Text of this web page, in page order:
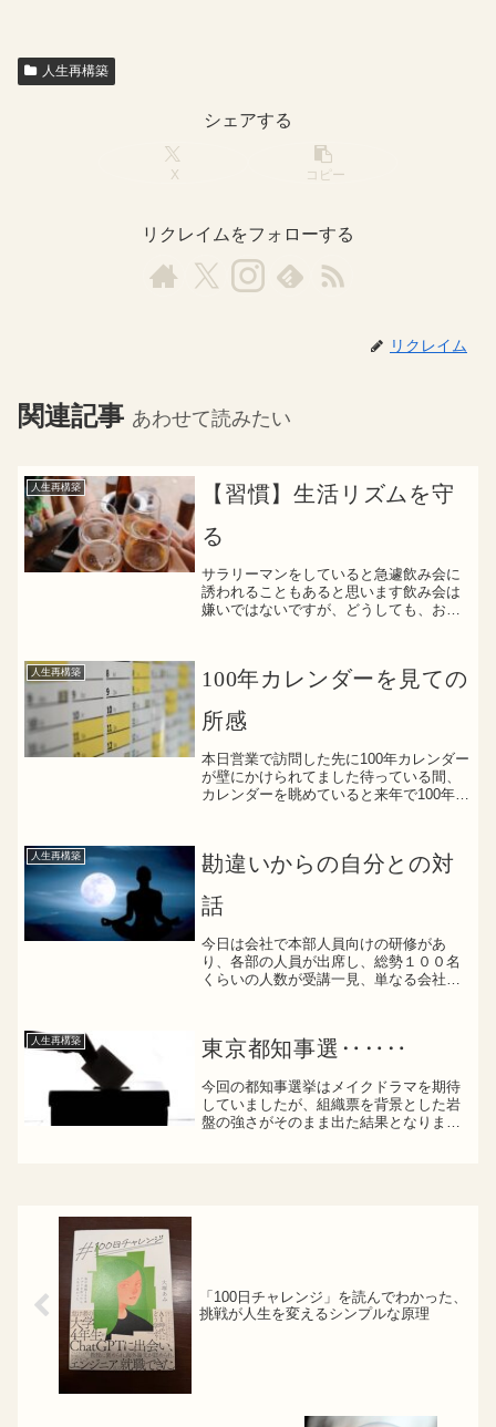
人生再構築
シェアする
X コピー
リクレイムをフォローする
リクレイム
関連記事 あわせて読みたい
人生再構築
【習慣】生活リズムを守
る
サラリーマンをしていると急遽飲み会に
誘われることもあると思います飲み会は
嫌いではないですが、どうしても、お
るか不透明になるのと、何よ...
人生再構築
100年カレンダーを見ての
所感
本日営業で訪問した先に100年カレンダー
が壁にかけられてました待っている間、
カレンダーを眺めていると来年で100年カ
した恋愛もそっ...
人生再構築
勘違いからの自分との対
話
今日は会社で本部人員向けの研修があ
り、各部の人員が出席し、総勢１００名
くらいの人数が受講一見、単なる会社で
ましたなんとなくの帰属意識...
人生再構築 東京都知事選‥‥‥
今回の都知事選挙はメイクドラマを期待
していましたが、組織票を背景とした岩
盤の強さがそのまま出た結果となりまし
「100日チャレンジ」を読んでわかった、
挑戦が人生を変えるシンプルな原理